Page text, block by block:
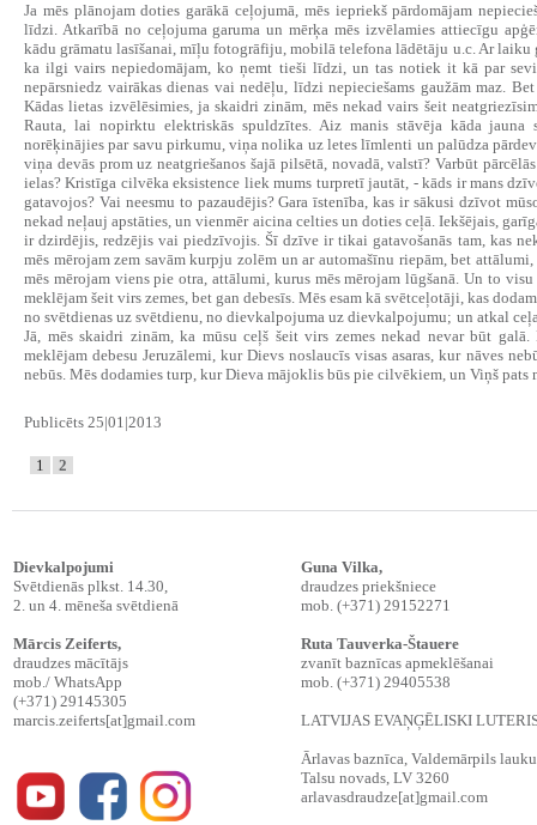
Ja mēs plānojam doties garākā ceļojumā, mēs iepriekš pārdomājam
līdzi. Atkarībā no ceļojuma garuma un mērķa mēs izvēlamies attiecīgu
kādu grāmatu lasīšanai, mīļu fotogrāfiju, mobilā telefona lādētāju u.c. Ar
ka ilgi vairs nepiedomājam, ko ņemt tieši līdzi, un tas notiek it kā par
nepārsniedz vairākas dienas vai nedēļu, līdzi nepieciešams gaužām maz.
Kādas lietas izvēlēsimies, ja skaidri zinām, mēs nekad vairs šeit
Rauta, lai nopirktu elektriskās spuldzītes. Aiz manis stāvēja kāda
norēķinājies par savu pirkumu, viņa nolika uz letes līmlenti un palūdza
viņa devās prom uz neatgriešanos šajā pilsētā, novadā, valstī? Varbūt
ielas? Kristīga cilvēka eksistence liek mums turpretī jautāt, - kāds ir mans
gatavojos? Vai neesmu to pazaudējis? Gara īstenība, kas ir sākusi dzīvot
nekad neļauj apstāties, un vienmēr aicina celties un doties ceļā. Iekšējais,
ir dzirdējis, redzējis vai piedzīvojis. Šī dzīve ir tikai gatavošanās tam, kas
mēs mērojam zem savām kurpju zolēm un ar automašīnu riepām, bet
mēs mērojam viens pie otra, attālumi, kurus mēs mērojam lūgšanā. Un to
meklējam šeit virs zemes, bet gan debesīs. Mēs esam kā svētceļotāji, kas
no svētdienas uz svētdienu, no dievkalpojuma uz dievkalpojumu; un atkal
Jā, mēs skaidri zinām, ka mūsu ceļš šeit virs zemes nekad nevar būt
meklējam debesu Jeruzālemi, kur Dievs noslaucīs visas asaras, kur nāves
nebūs. Mēs dodamies turp, kur Dieva mājoklis būs pie cilvēkiem, un Viņš pats
Publicēts 25|01|2013
1 2
Dievkalpojumi
Svētdienās plkst. 14.30,
2. un 4. mēneša svētdienā
Mārcis Zeiferts,
draudzes mācītājs
mob./ WhatsApp
(+371) 29145305
marcis.zeiferts[at]gmail.com
Guna Vilka,
draudzes priekšniece
mob. (+371) 29152271
Ruta Tauverka-Štauere
zvanīt baznīcas apmeklēšanai
mob. (+371) 29405538
LATVIJAS EVAŅĢĒLISKI
Ārlavas baznīca, Valdemārpils
Talsu novads, LV 3260
arlavasdraudze[at]gmail.com